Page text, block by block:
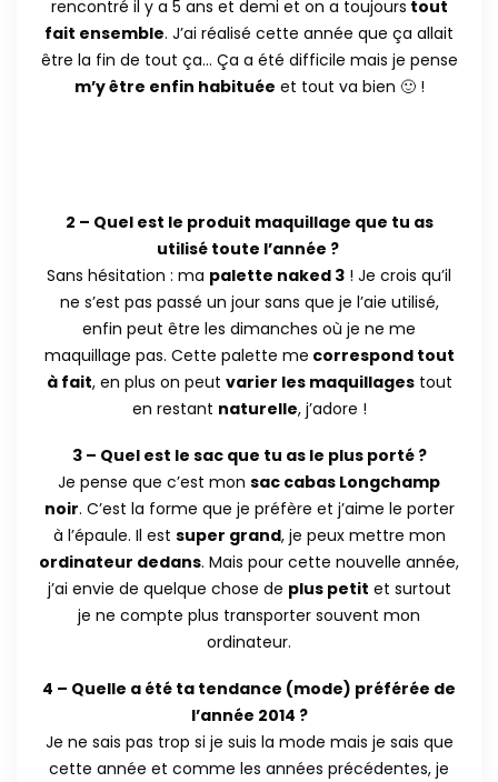
rencontré il y a 5 ans et demi et on a toujours tout
fait ensemble. J’ai réalisé cette année que ça allait
être la fin de tout ça… Ça a été difficile mais je pense
m’y être enfin habituée et tout va bien 🙂 !
2 – Quel est le produit maquillage que tu as
utilisé toute l’année ?
Sans hésitation : ma palette naked 3 ! Je crois qu’il
ne s’est pas passé un jour sans que je l’aie utilisé,
enfin peut être les dimanches où je ne me
maquillage pas. Cette palette me correspond tout
à fait, en plus on peut varier les maquillagestout
en restant naturelle, j’adore !
3 – Quel est le sac que tu as le plus porté ?
Je pense que c’est mon sac cabas Longchamp
noir. C’est la forme que je préfère et j’aime le porter
à l’épaule. Il est super grand, je peux mettre mon
ordinateur dedans. Mais pour cette nouvelle année,
j’ai envie de quelque chose de plus petit et surtout
je ne compte plus transporter souvent mon
ordinateur.
4 – Quelle a été ta tendance (mode) préférée de
l’année 2014 ?
Je ne sais pas trop si je suis la mode mais je sais que
cette année et comme les années précédentes, je